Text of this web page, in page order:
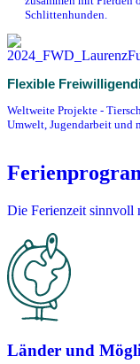
Schlittenhunden.
Flexible
Weltweite Projekte -
Umwelt, Jugendarbeit und
Die Ferienzeit sinnvoll
Länder und